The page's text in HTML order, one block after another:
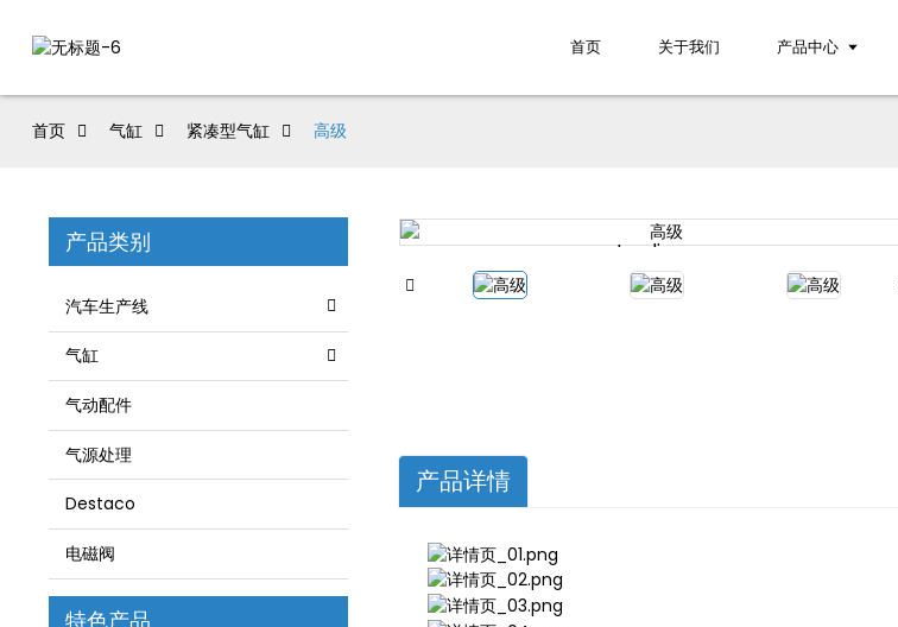
首页 关于我们 产品中心
首页 气缸 紧凑型气缸 高级
产品类别
汽车生产线
气缸
气动配件
气源处理
Destaco
电磁阀
特色产品
Loading...
Loading...
产品详情